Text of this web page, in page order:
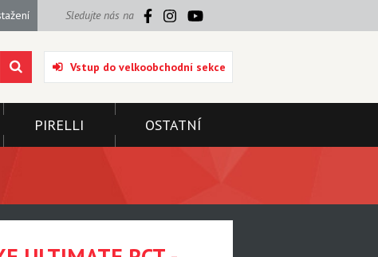
Sledujte nás na
Vstup do velkoobchodní sekce
PIRELLI OSTATNÍ